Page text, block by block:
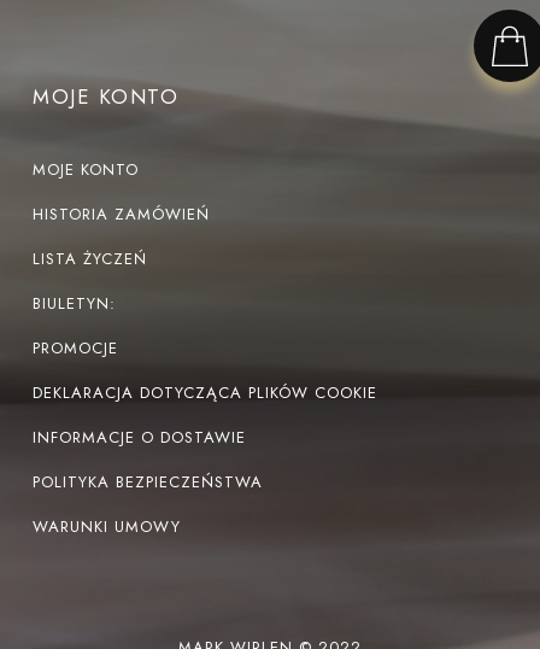
MOJE KONTO
MOJE KONTO
HISTORIA ZAMÓWIEŃ
LISTA ŻYCZEŃ
BIULETYN:
PROMOCJE
DEKLARACJA DOTYCZĄCA PLIKÓW COOKIE
INFORMACJE O DOSTAWIE
POLITYKA BEZPIECZEŃSTWA
WARUNKI UMOWY